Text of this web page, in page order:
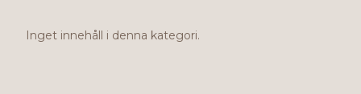
Inget innehåll i denna kategori.